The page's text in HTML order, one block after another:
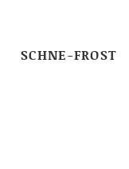
SCHNE-FROST